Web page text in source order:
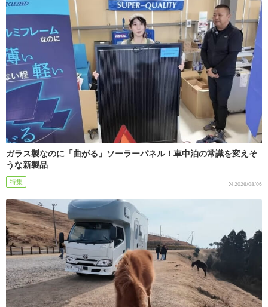
ガラス製なのに「曲がる」ソーラーパネル！車中泊の常識を変えそ
うな新製品
特集 2026/08/06